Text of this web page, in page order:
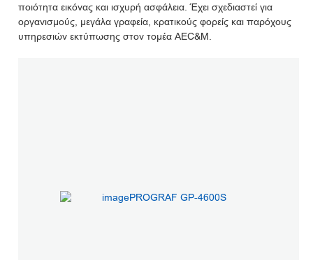
ποιότητα εικόνας και ισχυρή ασφάλεια. Έχει σχεδιαστεί για
οργανισμούς, μεγάλα γραφεία, κρατικούς φορείς και παρόχους
υπηρεσιών εκτύπωσης στον τομέα AEC&M.